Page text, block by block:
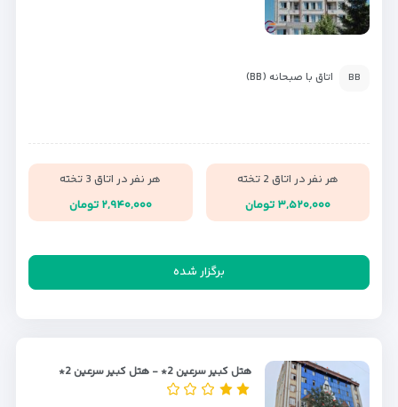
BB اتاق با صبحانه (BB)
هر نفر در اتاق 2 تخته
۳,۵۲۰,۰۰۰ تومان
هر نفر در اتاق 3 تخته
۲,۹۴۰,۰۰۰ تومان
برگزار شده
هتل کبیر سرعین 2* - هتل کبیر سرعین 2*